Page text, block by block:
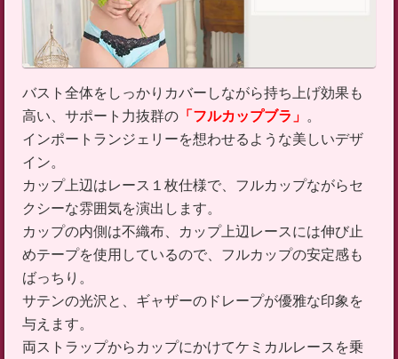
バスト全体をしっかりカバーしながら持ち上げ効果も
高い、サポート力抜群の「フルカップブラ」 。
インポートランジェリーを想わせるような美しいデザ
イン。
カップ上辺はレース１枚仕様で、フルカップながらセ
クシーな雰囲気を演出します。
カップの内側は不織布、カップ上辺レースには伸び止
めテープを使用しているので、フルカップの安定感も
ばっちり。
サテンの光沢と、ギャザーのドレープが優雅な印象を
与えます。
両ストラップからカップにかけてケミカルレースを乗